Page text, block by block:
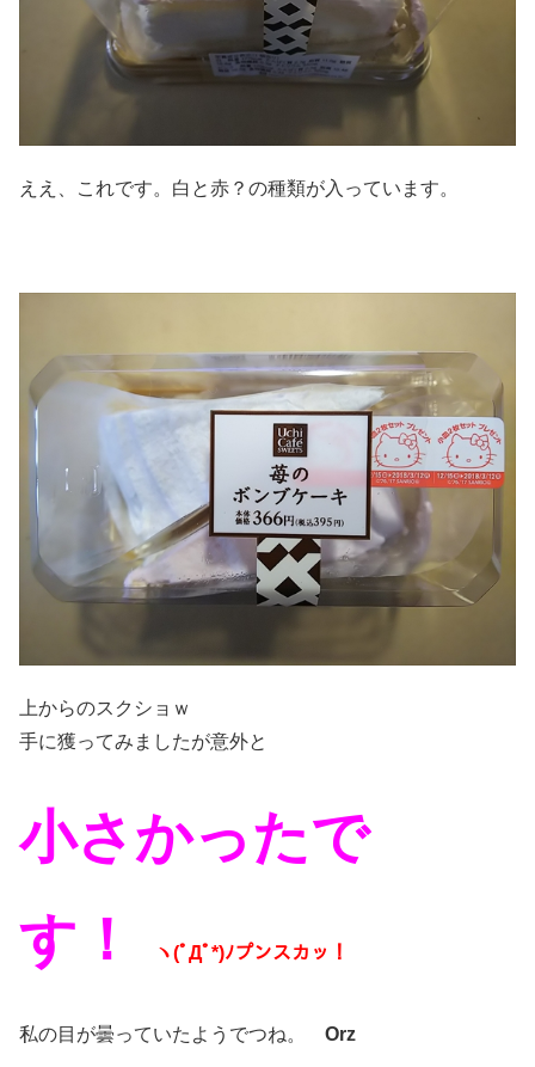
ええ、これです。白と赤？の種類が入っています。
上からのスクショｗ
手に獲ってみましたが意外と
小さかったで
す！
ヽ(ﾟДﾟ*)ﾉプンスカッ！
私の目が曇っていたようでつね。 Orz